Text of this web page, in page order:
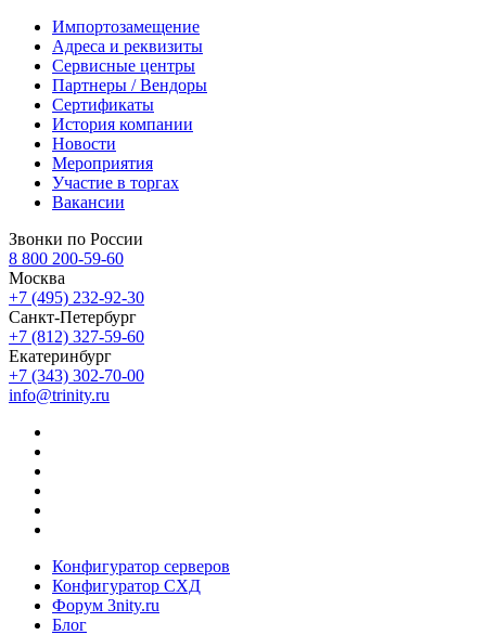
Импортозамещение
Адреса и реквизиты
Сервисные центры
Партнеры / Вендоры
Сертификаты
История компании
Новости
Мероприятия
Участие в торгах
Вакансии
Звонки по России
8 800 200-59-60
Москва
+7 (495) 232-92-30
Санкт-Петербург
+7 (812) 327-59-60
Екатеринбург
+7 (343) 302-70-00
info@trinity.ru
Конфигуратор серверов
Конфигуратор СХД
Форум 3nity.ru
Блог